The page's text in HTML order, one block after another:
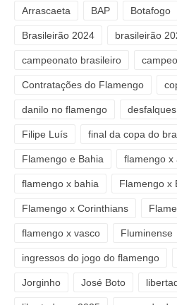
Arrascaeta BAP Botafogo
Brasileirão 2024 brasileirão
campeonato brasileiro
Contratações do Flamengo
danilo no flamengo
Filipe Luís final da copa do
Flamengo e Bahia flamengo x
flamengo x bahia Flamengo x
Flamengo x Corinthians
flamengo x vasco Fluminense
ingressos do jogo do flamengo
Jorginho José Boto